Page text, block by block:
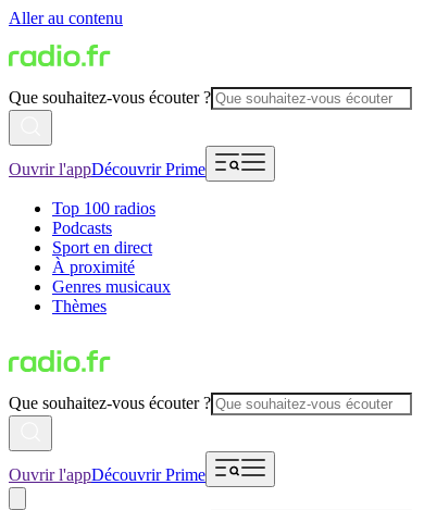
Aller au contenu
Que souhaitez-vous écouter ?
Ouvrir l'appDécouvrir Prime
Top 100 radios
Podcasts
Sport en direct
À proximité
Genres musicaux
Thèmes
Que souhaitez-vous écouter ?
Ouvrir l'appDécouvrir Prime